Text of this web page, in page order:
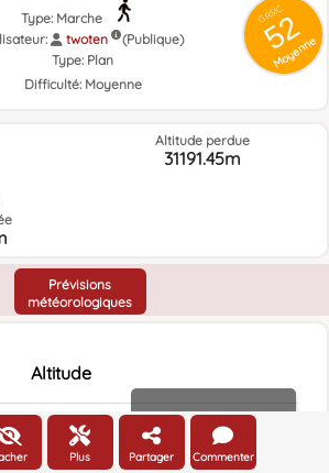
GRSIC
52
Moyenne
Type: Marche
twoten
(Publique)
Type: Plan
Difficulté: Moyenne
Altitude perdue
31191.45m
Prévisions
météorologiques
Altitude
Altitude
Plus Partager Commenter